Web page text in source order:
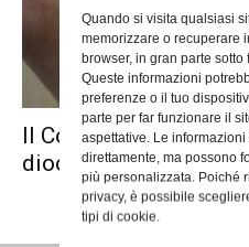
Quando si visita qualsiasi
memorizzare o recuperare
browser, in gran parte sotto
Queste informazioni
preferenze o il tuo
parte per far funzionare il
aspettative. Le
direttamente, ma possono
più personalizzata. Poiché
privacy, è possibile
tipi di cookie.
Il Corso di
diocesano